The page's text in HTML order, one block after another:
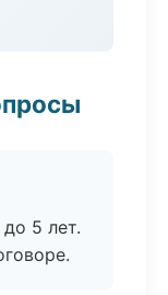
5 лет.